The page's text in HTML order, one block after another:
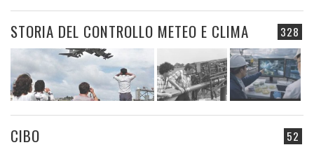
328
STORIA DEL CONTROLLO METEO E CLIMA
52
CIBO